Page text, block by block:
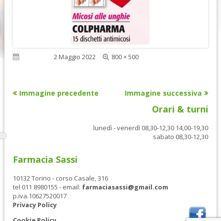
Pubblicato2 Maggio 2022
Dimensione
800 × 500
Immagine precedente Immagine successiva
Orari & turni
lunedì - venerdì 08,30-12,30 14,00-19,30
sabato 08,30-12,30
Farmacia Sassi
10132 Torino - corso Casale, 316
tel 011 8980155 - email: farmaciasassi@gmail.com
p.iva.10627520017
Privacy Policy